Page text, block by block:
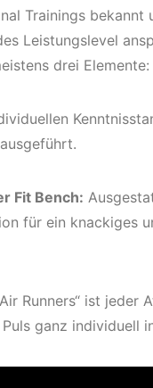
Trainings
Leistungslevel
drei Elemente:
Fit Bench:
für ein knackiges
Runners“ ist
ganz individuell